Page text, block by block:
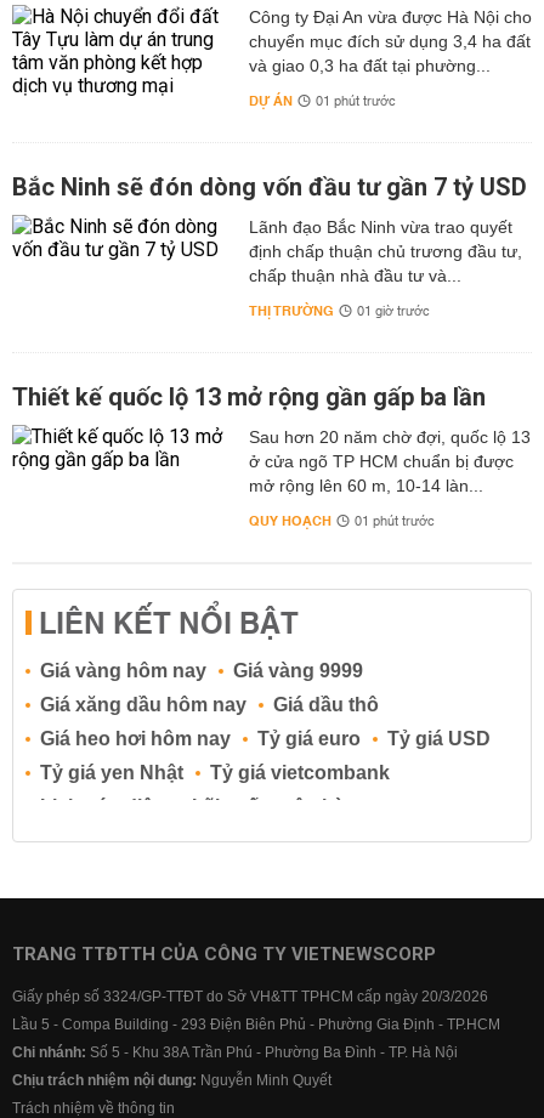
Công ty Đại An vừa được Hà Nội cho
chuyển mục đích sử dụng 3,4 ha đất
và giao 0,3 ha đất tại phường...
DỰ ÁN 01 phút trước
Bắc Ninh sẽ đón dòng vốn đầu tư gần 7 tỷ USD
Lãnh đạo Bắc Ninh vừa trao quyết
định chấp thuận chủ trương đầu tư,
chấp thuận nhà đầu tư và...
THỊ TRƯỜNG 01 giờ trước
Thiết kế quốc lộ 13 mở rộng gần gấp ba lần
Sau hơn 20 năm chờ đợi, quốc lộ 13
ở cửa ngõ TP HCM chuẩn bị được
mở rộng lên 60 m, 10-14 làn...
QUY HOẠCH 01 phút trước
LIÊN KẾT NỔI BẬT
Giá vàng hôm nay
Giá vàng 9999
Giá xăng dầu hôm nay
Giá dầu thô
Giá heo hơi hôm nay
Tỷ giá euro
Tỷ giá USD
Tỷ giá yen Nhật
Tỷ giá vietcombank
Lịch cúp điện
Lãi suất ngân hàng
Lãi suất tiết kiệm
Lãi suất tiền gửi
Lãi suất ngân hàng BIDV
Lãi suất ngân hàng Vietcombank
TRANG TTĐTTH CỦA CÔNG TY VIETNEWSCORP
Giấy phép số 3324/GP-TTĐT do Sở VH&TT TPHCM cấp ngày 20/3/2026
Lầu 5 - Compa Building - 293 Điện Biên Phủ - Phường Gia Định - TP.HCM
Chi nhánh: Số 5 - Khu 38A Trần Phú - Phường Ba Đình - TP. Hà Nội
Chịu trách nhiệm nội dung: Nguyễn Minh Quyết
Trách nhiệm về thông tin